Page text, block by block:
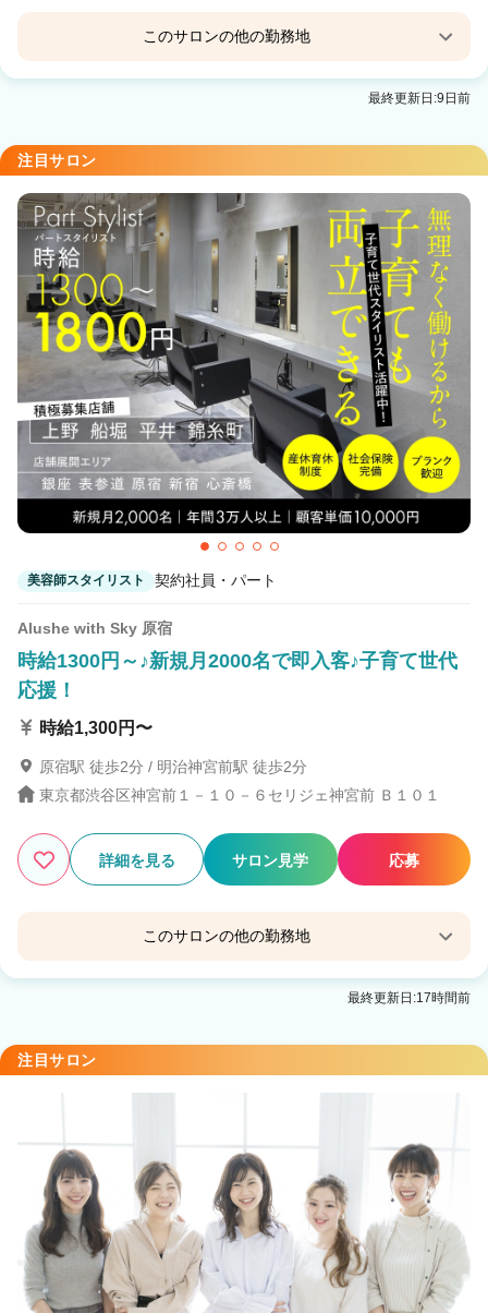
このサロンの他の勤務地
tricot AVEDA ららテラス北綾瀬
tricot shop hair salon【表参道本店】
tricot shop& hair salon 柏
柏駅 徒歩3分
BATEAU by tricot 船橋北口店【バトー バイ トリ
コ】
船橋駅 徒歩2分
Luxe BATEAU by tricot 船橋南口店【リュクス バト
ー バイ トリコ】
船橋駅 徒歩2分
SEA by tricot (シー バイ トリコ)市川店
市川駅 徒歩1分
最終更新日:9日前
注目サロン
美容師スタイリスト 契約社員・パート
Alushe with Sky 原宿
時給1300円～♪新規月2000名で即入客♪子育て世代
応援！
時給1,300円〜
原宿駅 徒歩2分 / 明治神宮前駅 徒歩2分
東京都渋谷区神宮前１－１０－６セリジェ神宮前 Ｂ１０１
詳細を見る サロン見学 応募
このサロンの他の勤務地
Alushe 錦糸町店
Alushe 新宿店 韓国レイヤー
平井(東京)駅 徒歩2分
ヘアセット専門店 by Alushe 秋葉原店
秋葉原駅 徒歩3分
Mertie 錦糸町店
錦糸町駅 徒歩2分
最終更新日:17時間前
注目サロン